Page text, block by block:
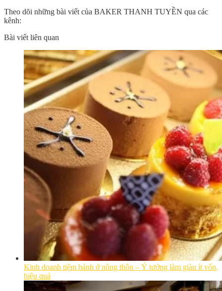
Theo dõi những bài viết của BAKER THANH TUYỀN qua các
kênh:
Bài viết liên quan
Kinh doanh tiệm bánh ở nông thôn – Ý tưởng làm giàu ít vốn,
hiệu quả